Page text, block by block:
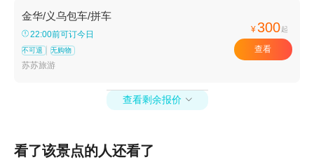
公园+寿仙谷漂流+龙山景区+永康云溪村+九峰
山风景区+横店梦幻谷水世界+九峰温泉+牛头山
梦温泉+金华寺森林公园+中华舞龙故乡景区+方
岩风景名胜区+义乌拓展训练+花园游乐园+石鼓
寮风景区+永康动物乐园+金华市体育馆+金华湖
度假村+兰溪马坞村杨梅庄园+浦江游轮+义乌梅
+武义温泉萤石博物馆+永康龙川文化园+浙江东
金华/义乌包车/拼车
22:00前可订今日
不可退 无购物
苏苏旅游
¥300起
查看
查看剩余报价 
看了该景点的人还看了